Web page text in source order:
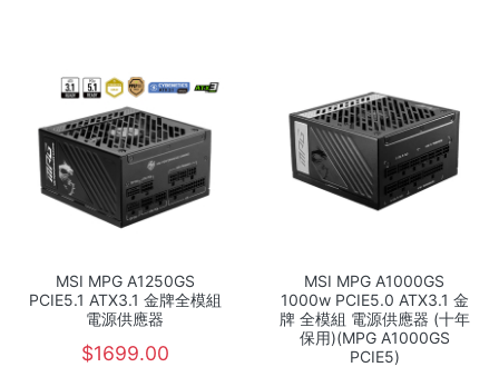
MSI MPG A1250GS
PCIE5.1 ATX3.1 金牌全模組
電源供應器
$1699.00
MSI MPG A1000GS
1000w PCIE5.0 ATX3.1 金
牌 全模組 電源供應器 (十年
保用)(MPG A1000GS
PCIE5)